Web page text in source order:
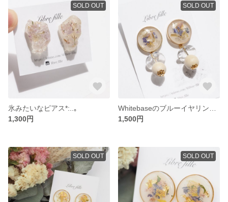
SOLD OUT
氷みたいなピアス*:..｡
1,300円
SOLD OUT
1,500円
SOLD OUT SOLD OUT